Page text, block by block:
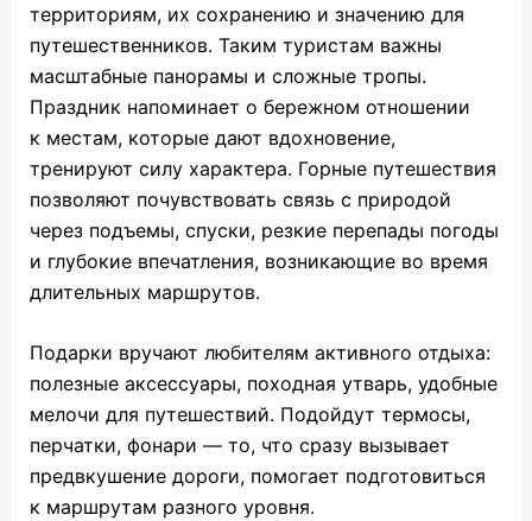
территориям, их сохранению и значению для
путешественников. Таким туристам важны
масштабные панорамы и сложные тропы.
Праздник напоминает о бережном отношении
к местам, которые дают вдохновение,
тренируют силу характера. Горные путешествия
позволяют почувствовать связь с природой
через подъемы, спуски, резкие перепады погоды
и глубокие впечатления, возникающие во время
длительных маршрутов.
Подарки вручают любителям активного отдыха:
полезные аксессуары, походная утварь, удобные
мелочи для путешествий. Подойдут термосы,
перчатки, фонари — то, что сразу вызывает
предвкушение дороги, помогает подготовиться
к маршрутам разного уровня.